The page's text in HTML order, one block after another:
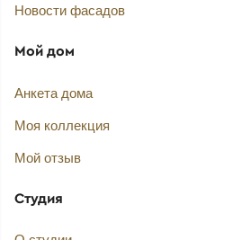
Новости фасадов
Мой дом
Анкета дома
Моя коллекция
Мой отзыв
Студия